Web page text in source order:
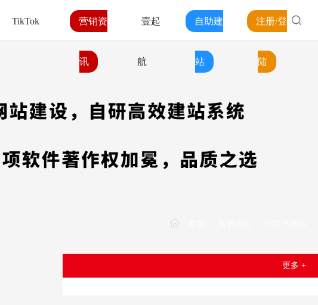
TikTok 营销资
讯
壹起
航
自助建
站
注册/登
陆
更多 +